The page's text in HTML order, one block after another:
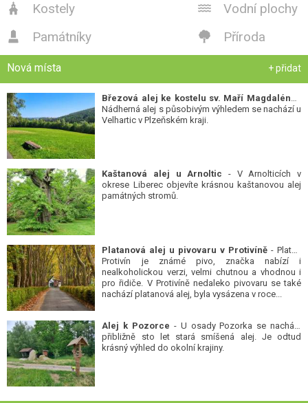
 Kostely  Vodní plochy
 Památníky  Příroda
Nová místa + přidat
Březová alej ke kostelu sv. Maří Magdalény-
Nádherná alej s působivým výhledem se nachází u
Velhartic v Plzeňském kraji.
Kaštanová alej u Arnoltic - V Arnolticích v
okrese Liberec objevíte krásnou kaštanovou alej
památných stromů.
Platanová alej u pivovaru v Protivíně - Platan
Protivín je známé pivo, značka nabízí i
nealkoholickou verzi, velmi chutnou a vhodnou i
pro řidiče. V Protivíně nedaleko pivovaru se také
nachází platanová alej, byla vysázena v roce...
Alej k Pozorce - U osady Pozorka se nachází
přibližně sto let stará smíšená alej. Je odtud
krásný výhled do okolní krajiny.